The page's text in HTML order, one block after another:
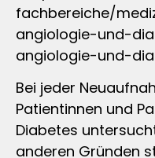
fachbereiche/
angiologie-und-
angiologie-und-
Bei jeder
Patientinnen und
Diabetes
anderen Gründen